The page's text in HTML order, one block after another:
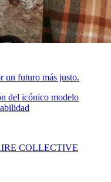
un futuro más justo.
COLLECTIVE